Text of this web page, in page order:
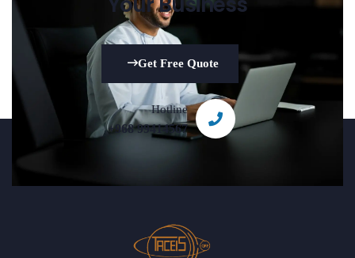
Get Free Quote
Hotline
+968 99414567